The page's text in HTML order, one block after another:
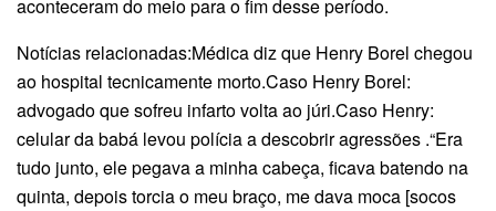
aconteceram do meio para o fim desse período.
Notícias relacionadas:Médica diz que Henry Borel chegou
ao hospital tecnicamente morto.Caso Henry Borel:
advogado que sofreu infarto volta ao júri.Caso Henry:
celular da babá levou polícia a descobrir agressões .“Era
tudo junto, ele pegava a minha cabeça, ficava batendo na
quinta, depois torcia o meu braço, me dava moca [socos